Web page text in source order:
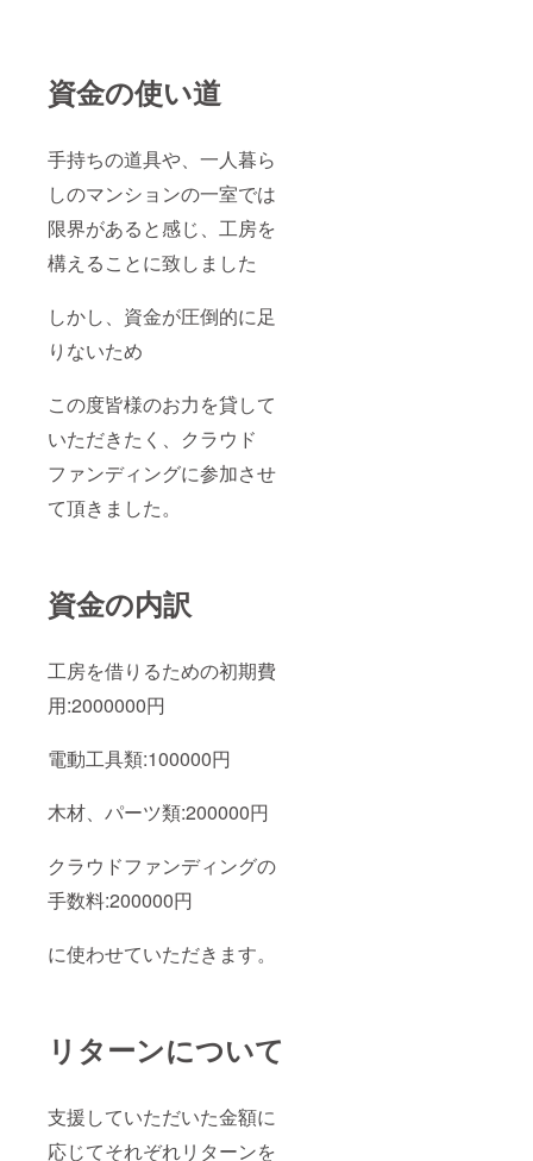
資金の使い道
手持ちの道具や、一人暮ら
しのマンションの一室では
限界があると感じ、工房を
構えることに致しました
しかし、資金が圧倒的に足
りないため
この度皆様のお力を貸して
いただきたく、クラウド
ファンディングに参加させ
て頂きました。
資金の内訳
工房を借りるための初期費
用:2000000円
電動工具類:100000円
木材、パーツ類:200000円
クラウドファンディングの
手数料:200000円
に使わせていただきます。
リターンについて
支援していただいた金額に
応じてそれぞれリターンを